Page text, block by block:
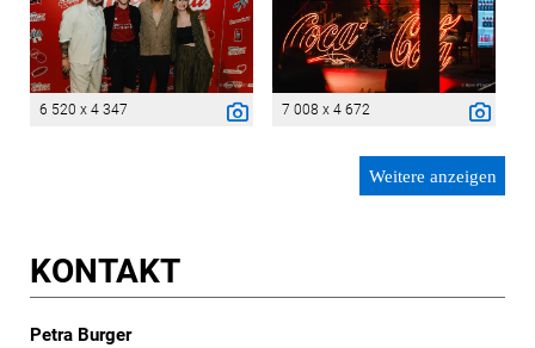
6 520 x 4 347 7 008 x 4 672
Weitere anzeigen
KONTAKT
Petra Burger